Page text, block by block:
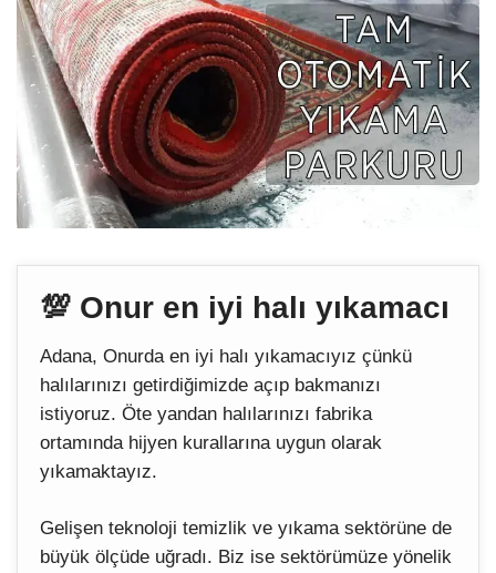
💯 Onur en iyi halı yıkamacı
Adana, Onurda en iyi halı yıkamacıyız çünkü
halılarınızı getirdiğimizde açıp bakmanızı
istiyoruz. Öte yandan halılarınızı fabrika
ortamında hijyen kurallarına uygun olarak
yıkamaktayız.
Gelişen teknoloji temizlik ve yıkama sektörüne de
büyük ölçüde uğradı. Biz ise sektörümüze yönelik